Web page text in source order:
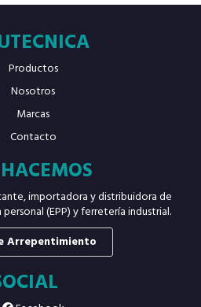
Productos
Nosotros
Marcas
Contacto
importadora y distribuidora de
(EPP) y ferretería industrial.
Arrepentimiento